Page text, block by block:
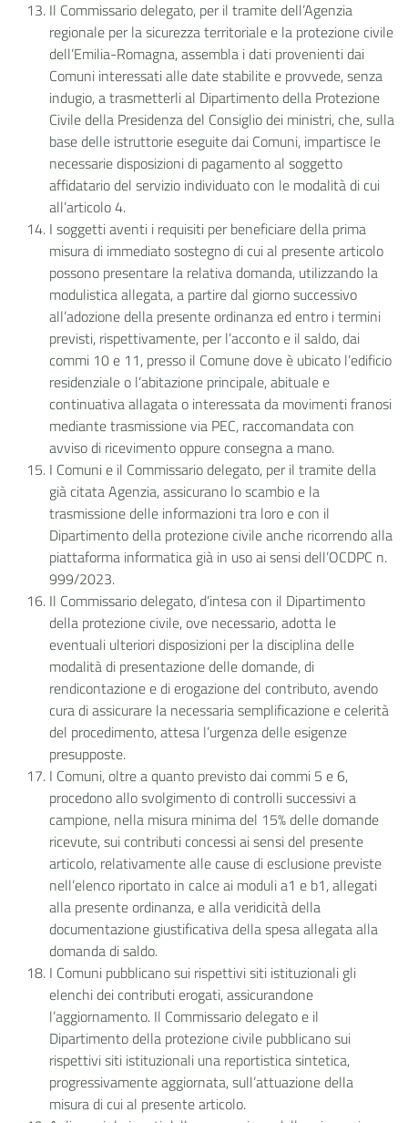
Il Commissario delegato, per il tramite dell’Agenzia
regionale per la sicurezza territoriale e la protezione civile
dell’Emilia-Romagna, assembla i dati provenienti dai
Comuni interessati alle date stabilite e provvede, senza
indugio, a trasmetterli al Dipartimento della Protezione
Civile della Presidenza del Consiglio dei ministri, che, sulla
base delle istruttorie eseguite dai Comuni, impartisce le
necessarie disposizioni di pagamento al soggetto
affidatario del servizio individuato con le modalità di cui
all’articolo 4.
I soggetti aventi i requisiti per beneficiare della prima
misura di immediato sostegno di cui al presente articolo
possono presentare la relativa domanda, utilizzando la
modulistica allegata, a partire dal giorno successivo
all’adozione della presente ordinanza ed entro i termini
previsti, rispettivamente, per l’acconto e il saldo, dai
commi 10 e 11, presso il Comune dove è ubicato l’edificio
residenziale o l’abitazione principale, abituale e
continuativa allagata o interessata da movimenti franosi
mediante trasmissione via PEC, raccomandata con
avviso di ricevimento oppure consegna a mano.
I Comuni e il Commissario delegato, per il tramite della
già citata Agenzia, assicurano lo scambio e la
trasmissione delle informazioni tra loro e con il
Dipartimento della protezione civile anche ricorrendo alla
piattaforma informatica già in uso ai sensi dell’OCDPC n.
999/2023.
Il Commissario delegato, d’intesa con il Dipartimento
della protezione civile, ove necessario, adotta le
eventuali ulteriori disposizioni per la disciplina delle
modalità di presentazione delle domande, di
rendicontazione e di erogazione del contributo, avendo
cura di assicurare la necessaria semplificazione e celerità
del procedimento, attesa l’urgenza delle esigenze
presupposte.
I Comuni, oltre a quanto previsto dai commi 5 e 6,
procedono allo svolgimento di controlli successivi a
campione, nella misura minima del 15% delle domande
ricevute, sui contributi concessi ai sensi del presente
articolo, relativamente alle cause di esclusione previste
nell’elenco riportato in calce ai moduli a1 e b1, allegati
alla presente ordinanza, e alla veridicità della
documentazione giustificativa della spesa allegata alla
domanda di saldo.
I Comuni pubblicano sui rispettivi siti istituzionali gli
elenchi dei contributi erogati, assicurandone
l’aggiornamento. Il Commissario delegato e il
Dipartimento della protezione civile pubblicano sui
rispettivi siti istituzionali una reportistica sintetica,
progressivamente aggiornata, sull’attuazione della
misura di cui al presente articolo.